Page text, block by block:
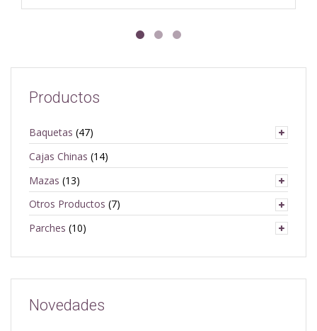
Productos
Baquetas (47)
Cajas Chinas (14)
Mazas (13)
Otros Productos (7)
Parches (10)
Novedades